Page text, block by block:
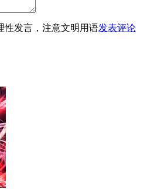
性发言，注意文明用语发表评论